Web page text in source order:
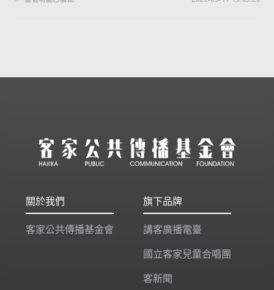
關於我們
客家公共傳播基金會
旗下品牌
講客廣播電臺
國立客家兒童合唱團
客新聞